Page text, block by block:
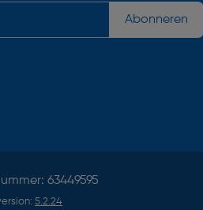
Abonneren
63449595
5.2.24